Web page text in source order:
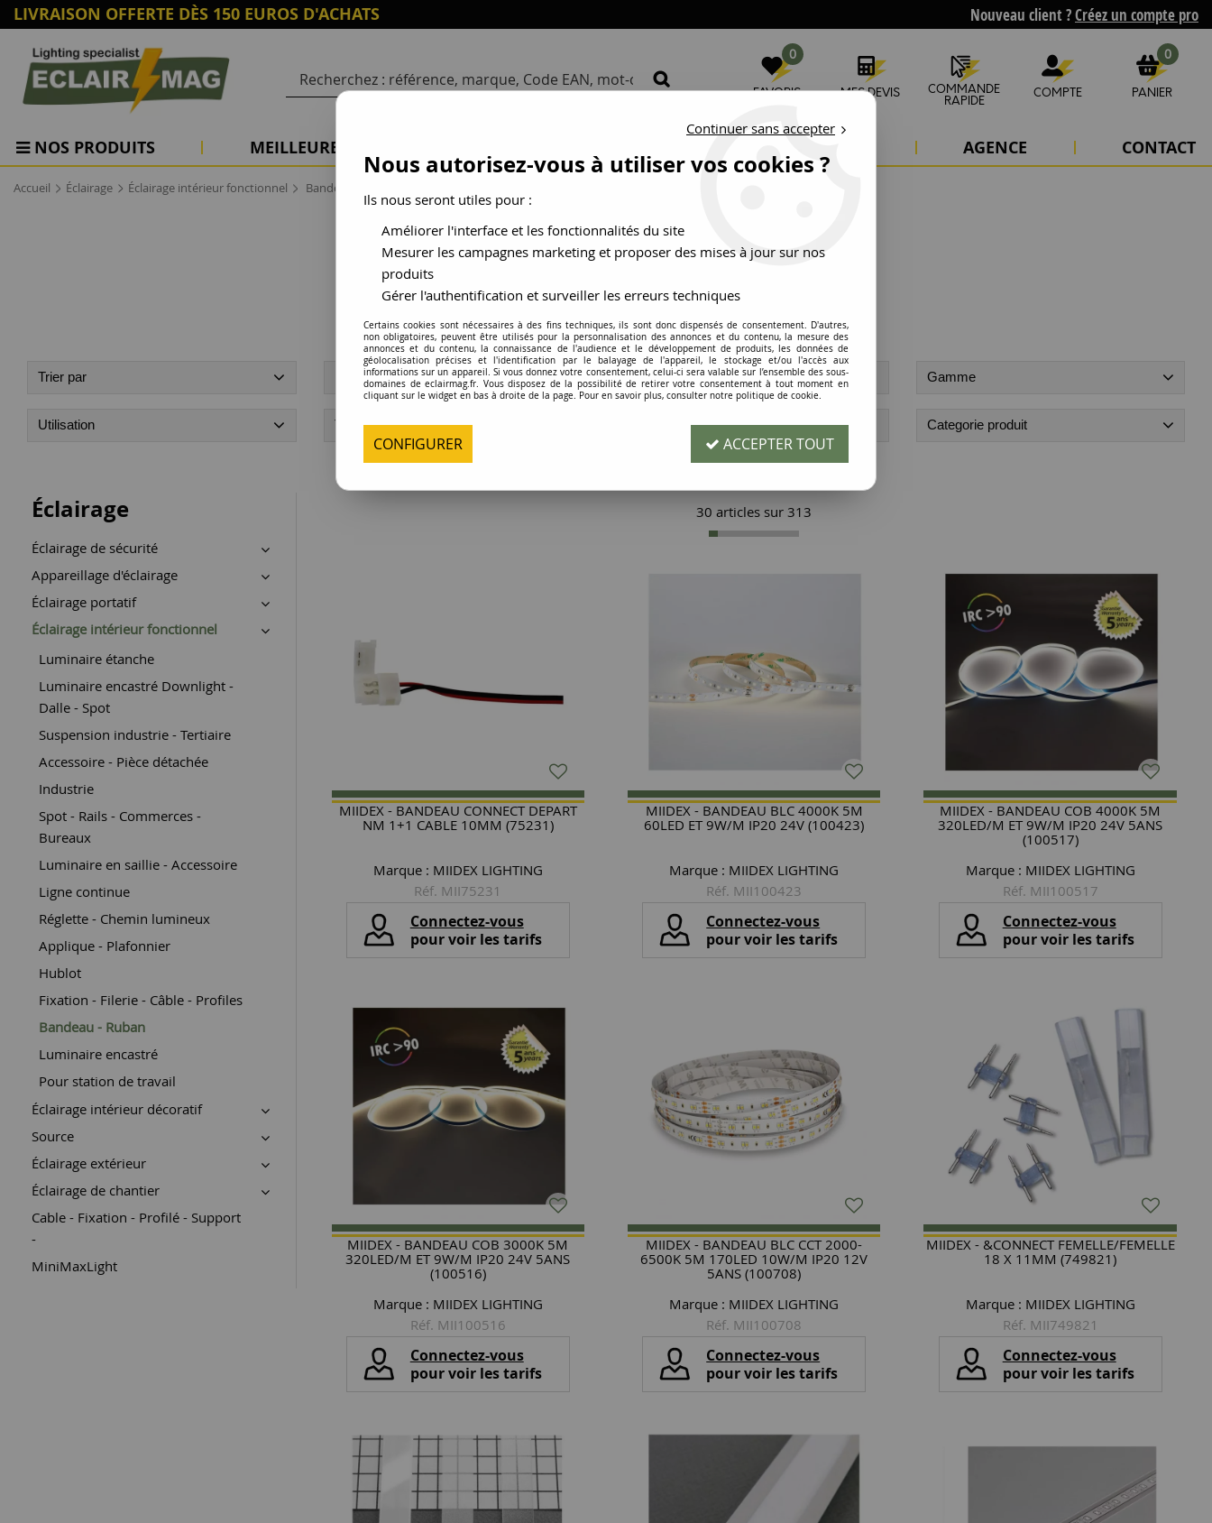
LIVRAISON OFFERTE DÈS 150 EUROS D'ACHATS Nouveau client ?Créez un compte pro
0
FAVORIS MES DEVIS
COMMANDE
RAPIDE
COMPTE
0
PANIER
NOS PRODUITS MEILLEURES VENTES AGENCE CONTACT
Accueil > Éclairage > Éclairage intérieur fonctionnel > Bandeau - Ruban
Bandeau - Ruban
Trier par Disponibilité Marque Gamme
Utilisation Type Categorie produit
Éclairage
Éclairage de sécurité
Appareillage d'éclairage
Éclairage portatif
Éclairage intérieur fonctionnel
Luminaire étanche
Luminaire encastré Downlight -
Dalle - Spot
Suspension industrie - Tertiaire
Accessoire - Pièce détachée
Industrie
Spot - Rails - Commerces -
Bureaux
Luminaire en saillie - Accessoire
Ligne continue
Réglette - Chemin lumineux
Applique - Plafonnier
Hublot
Fixation - Filerie - Câble - Profiles
Bandeau - Ruban
Luminaire encastré
Pour station de travail
Éclairage intérieur décoratif
Source
Éclairage extérieur
Éclairage de chantier
Cable - Fixation - Profilé - Support
-
MiniMaxLight
30 articles sur 313
MIIDEX - BANDEAU CONNECT DEPART
NM 1+1 CABLE 10MM (75231)
Marque : MIIDEX LIGHTING
Réf. MII75231
Connectez-vous
pour voir les tarifs
MIIDEX - BANDEAU BLC 4000K 5M
60LED ET 9W/M IP20 24V (100423)
Marque : MIIDEX LIGHTING
Réf. MII100423
Connectez-vous
pour voir les tarifs
MIIDEX - BANDEAU COB 4000K 5M
320LED/M ET 9W/M IP20 24V 5ANS
(100517)
Marque : MIIDEX LIGHTING
Réf. MII100517
Connectez-vous
pour voir les tarifs
MIIDEX - BANDEAU COB 3000K 5M
320LED/M ET 9W/M IP20 24V 5ANS
(100516)
Marque : MIIDEX LIGHTING
Réf. MII100516
Connectez-vous
pour voir les tarifs
MIIDEX - BANDEAU BLC CCT 2000-
6500K 5M 170LED 10W/M IP20 12V
5ANS (100708)
Marque : MIIDEX LIGHTING
Réf. MII100708
Connectez-vous
pour voir les tarifs
MIIDEX - &CONNECT FEMELLE/FEMELLE
18 X 11MM (749821)
Marque : MIIDEX LIGHTING
Réf. MII749821
Connectez-vous
pour voir les tarifs
Continuer sans accepter
Nous autorisez-vous à utiliser vos cookies ?
Ils nous seront utiles pour :
Améliorer l'interface et les fonctionnalités du site
Mesurer les campagnes marketing et proposer des mises à jour sur nos
produits
Gérer l'authentification et surveiller les erreurs techniques
Certains cookies sont nécessaires à des fins techniques, ils sont donc dispensés de consentement. D'autres,
non obligatoires, peuvent être utilisés pour la personnalisation des annonces et du contenu, la mesure des
annonces et du contenu, la connaissance de l'audience et le développement de produits, les données de
géolocalisation précises et l'identification par le balayage de l'appareil, le stockage et/ou l'accès aux
informations sur un appareil. Si vous donnez votre consentement, celui-ci sera valable sur l’ensemble des sous-
domaines de eclairmag.fr. Vous disposez de la possibilité de retirer votre consentement à tout moment en
cliquant sur le widget en bas à droite de la page. Pour en savoir plus, consulter notre politique de cookie.
CONFIGURER ACCEPTER TOUT